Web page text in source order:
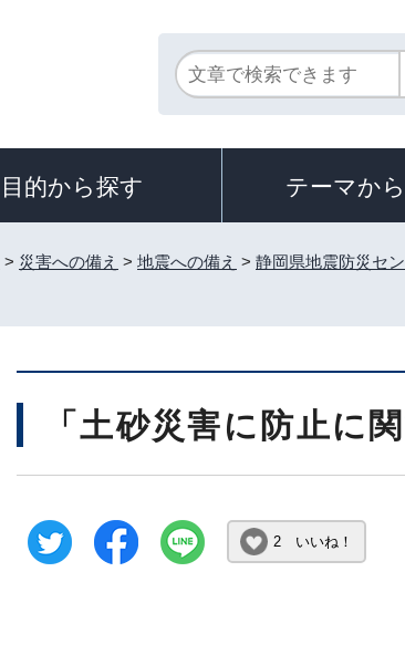
目的から探す テーマか
> 災害への備え > 地震への備え > 静岡県地震防災セ
「土砂災害に防止に
2 いいね！